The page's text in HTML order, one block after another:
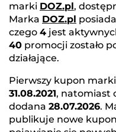
marki DOZ.pl,
Marka DOZ.pl posiada
czego 4 jest
40 promocji zostało
działające.
Pierwszy kupon marki
31.08.2021, natomiast
dodana 28.07.2026.
publikuje nowe